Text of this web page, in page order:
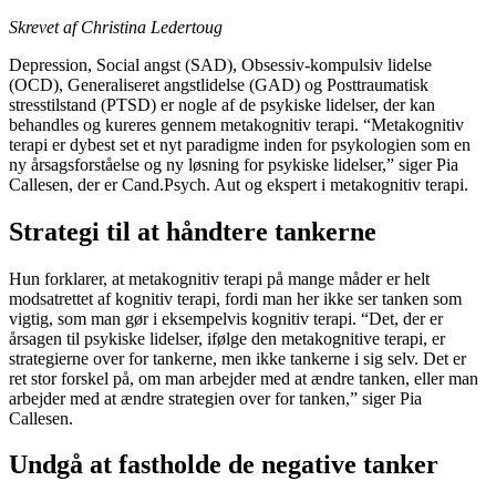
Skrevet af Christina Ledertoug
Depression, Social angst (SAD), Obsessiv-kompulsiv lidelse
(OCD), Generaliseret angstlidelse (GAD) og Posttraumatisk
stresstilstand (PTSD) er nogle af de psykiske lidelser, der kan
behandles og kureres gennem metakognitiv terapi. “Metakognitiv
terapi er dybest set et nyt paradigme inden for psykologien som en
ny årsagsforståelse og ny løsning for psykiske lidelser,” siger Pia
Callesen, der er Cand.Psych. Aut og ekspert i metakognitiv terapi.
Strategi til at håndtere tankerne
Hun forklarer, at metakognitiv terapi på mange måder er helt
modsatrettet af kognitiv terapi, fordi man her ikke ser tanken som
vigtig, som man gør i eksempelvis kognitiv terapi. “Det, der er
årsagen til psykiske lidelser, ifølge den metakognitive terapi, er
strategierne over for tankerne, men ikke tankerne i sig selv. Det er
ret stor forskel på, om man arbejder med at ændre tanken, eller man
arbejder med at ændre strategien over for tanken,” siger Pia
Callesen.
Undgå at fastholde de negative tanker